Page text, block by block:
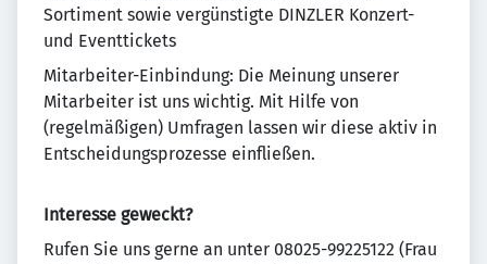
Sortiment sowie vergünstigte DINZLER Konzert-
und Eventtickets
Mitarbeiter-Einbindung: Die Meinung unserer
Mitarbeiter ist uns wichtig. Mit Hilfe von
(regelmäßigen) Umfragen lassen wir diese aktiv in
Entscheidungsprozesse einfließen.
Interesse geweckt?
Rufen Sie uns gerne an unter 08025-99225122 (Frau